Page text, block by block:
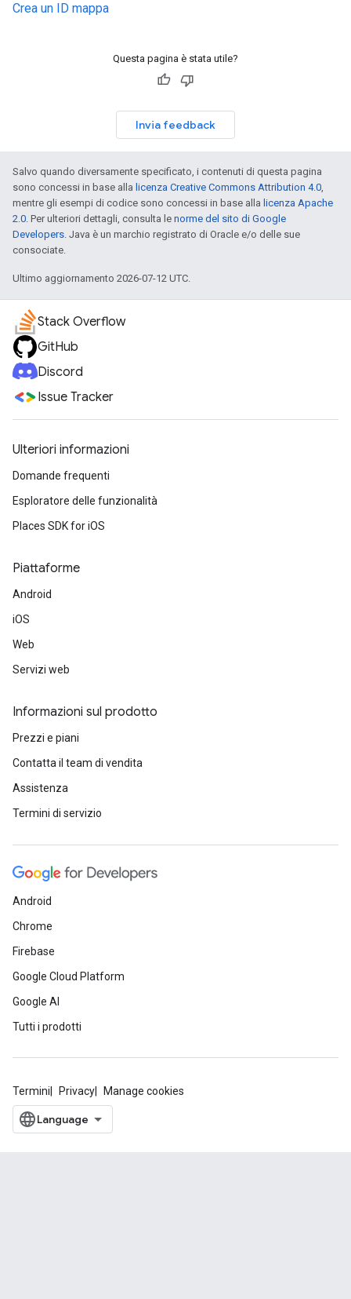
Crea un ID mappa
Questa pagina è stata utile?
Invia feedback
Salvo quando diversamente specificato, i contenuti di questa pagina
sono concessi in base alla licenza Creative Commons Attribution 4.0,
mentre gli esempi di codice sono concessi in base alla licenza Apache
2.0. Per ulteriori dettagli, consulta le norme del sito di Google
Developers. Java è un marchio registrato di Oracle e/o delle sue
consociate.
Ultimo aggiornamento 2026-07-12 UTC.
Stack Overflow
GitHub
Discord
Issue Tracker
Ulteriori informazioni
Domande frequenti
Esploratore delle funzionalità
Places SDK for iOS
Piattaforme
Android
iOS
Web
Servizi web
Informazioni sul prodotto
Prezzi e piani
Contatta il team di vendita
Assistenza
Termini di servizio
Android
Chrome
Firebase
Google Cloud Platform
Google AI
Tutti i prodotti
Termini Privacy Manage cookies